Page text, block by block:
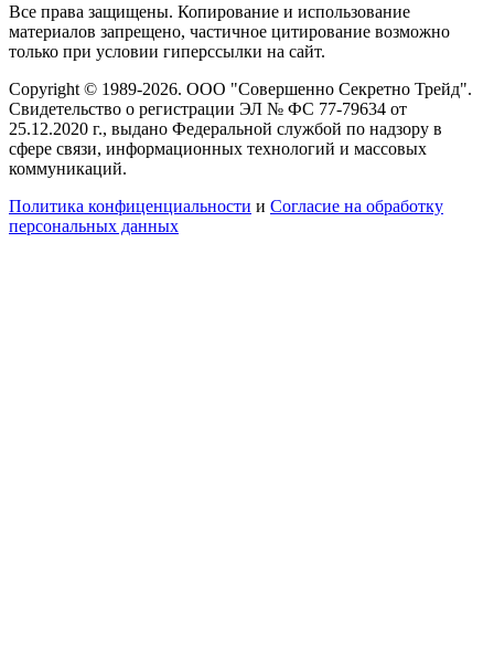
Все права защищены. Копирование и использование
материалов запрещено, частичное цитирование возможно
только при условии гиперссылки на сайт.
Copyright © 1989-2026. ООО "Совершенно Секретно Трейд".
Свидетельство о регистрации ЭЛ № ФС 77-79634 от
25.12.2020 г., выдано Федеральной службой по надзору в
сфере связи, информационных технологий и массовых
коммуникаций.
Политика конфиценциальности и Согласие на обработку
персональных данных